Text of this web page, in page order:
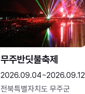
무주반딧불축제
2026.09.04~2026.09.12
전북특별자치도 무주군